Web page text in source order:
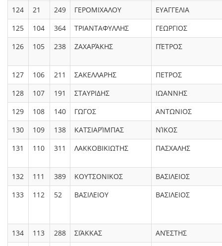
124
21 249 ΓΕΡΟΜΙΧΑΛΟΥ
ΕΥΑΓΓΕΛΙΑ
125
104 364 ΤΡΙΑΝΤΑΦΥΛΛΗΣ
ΓΕΩΡΓΙΟΣ
126
105 238 ΖΑΧΑΡΆΚΗΣ ΠΈΤΡΟΣ
127 106 211 ΣΑΚΕΛΛΑΡΗΣ
ΠΕΤΡΟΣ
128
107 191 ΣΤΑΥΡΙΔΗΣ
ΙΩΑΝΝΗΣ
129
108 140 ΓΩΓΟΣ
ΑΝΤΩΝΙΟΣ
130
109 138 ΚΑΤΣΙΑΡΊΜΠΑΣ
ΝΊΚΟΣ
131
110 311 ΛΑΚΚΟΒΙΚΙΩΤΗΣ ΠΑΣΧΑΛΗΣ
132 111 389 ΚΟΥΤΣΟΝΙΚΟΣ
ΒΑΣΙΛΕΙΟΣ
133
112 52 ΒΑΣΙΛΕΙΟΥ ΒΑΣΙΛΕΙΟΣ
134 113 288 ΣΙΆΚΚΑΣ
ΑΝΈΣΤΗΣ